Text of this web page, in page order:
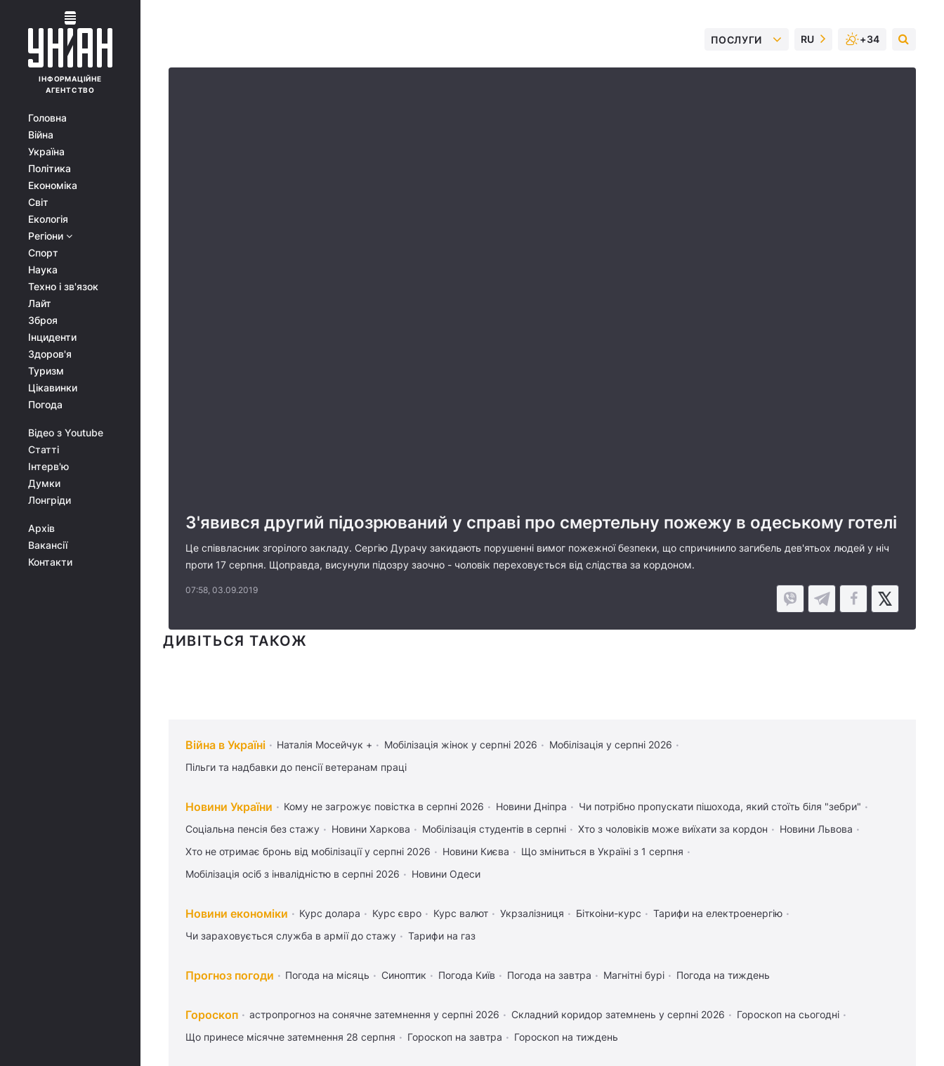
ІНФОРМАЦІЙНЕ
АГЕНТСТВО
Головна
Війна
Україна
Політика
Економіка
Світ
Екологія
Регіони
Спорт
Наука
Техно і зв'язок
Лайт
Зброя
Інциденти
Здоров'я
Туризм
Цікавинки
Погода
Відео з Youtube
Статті
Інтерв'ю
Думки
Лонгріди
Архів
Вакансії
Контакти
ПОСЛУГИ RU +34
З'явився другий підозрюваний у справі про смертельну пожежу в одеському готелі
Це співвласник згорілого закладу. Сергію Дурачу закидають порушенні вимог пожежної безпеки, що спричинило загибель дев'ятьох людей у ніч
проти 17 серпня. Щоправда, висунули підозру заочно - чоловік переховується від слідства за кордоном.
07:58, 03.09.2019
ДИВІТЬСЯ ТАКОЖ
Війна в Україні Наталія Мосейчук + Мобілізація жінок у серпні 2026
Мобілізація у серпні 2026
Пільги та надбавки до пенсії ветеранам праці
Новини України Кому не загрожує повістка в серпні 2026 Новини Дніпра
Чи потрібно пропускати пішохода, який стоїть біля "зебри"
Соціальна пенсія без стажу
Новини Харкова Мобілізація студентів в серпні Хто з чоловіків може виїхати за кордон
Новини Львова
Хто не отримає бронь від мобілізації у серпні 2026
Новини Києва
Що зміниться в Україні з 1 серпня
Мобілізація осіб з інвалідністю в серпні 2026
Новини Одеси
Новини економіки Курс долара Курс євро Курс валют Укрзалізниця Біткоіни-курс
Тарифи на електроенергію
Чи зараховується служба в армії до стажу
Тарифи на газ
Прогноз погоди Погода на місяць Синоптик Погода Київ Погода на завтра Магнітні бурі Погода на тиждень
Гороскоп астропрогноз на сонячне затемнення у серпні 2026 Складний коридор затемнень у серпні 2026
Гороскоп на сьогодні
Що принесе місячне затемнення 28 серпня
Гороскоп на завтра Гороскоп на тиждень